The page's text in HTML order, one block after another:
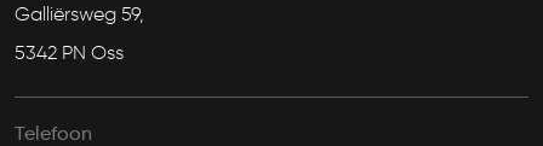
Galliërsweg 59,
5342 PN Oss
Telefoon